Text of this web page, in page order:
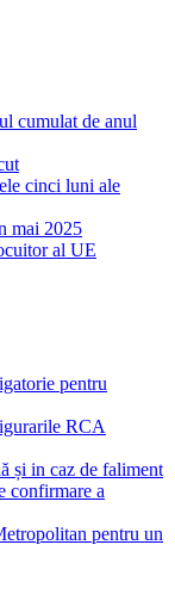
cumulat de anul
cinci luni ale
mai 2025
al UE
pentru
RCA
și in caz de faliment
confirmare a
pentru un